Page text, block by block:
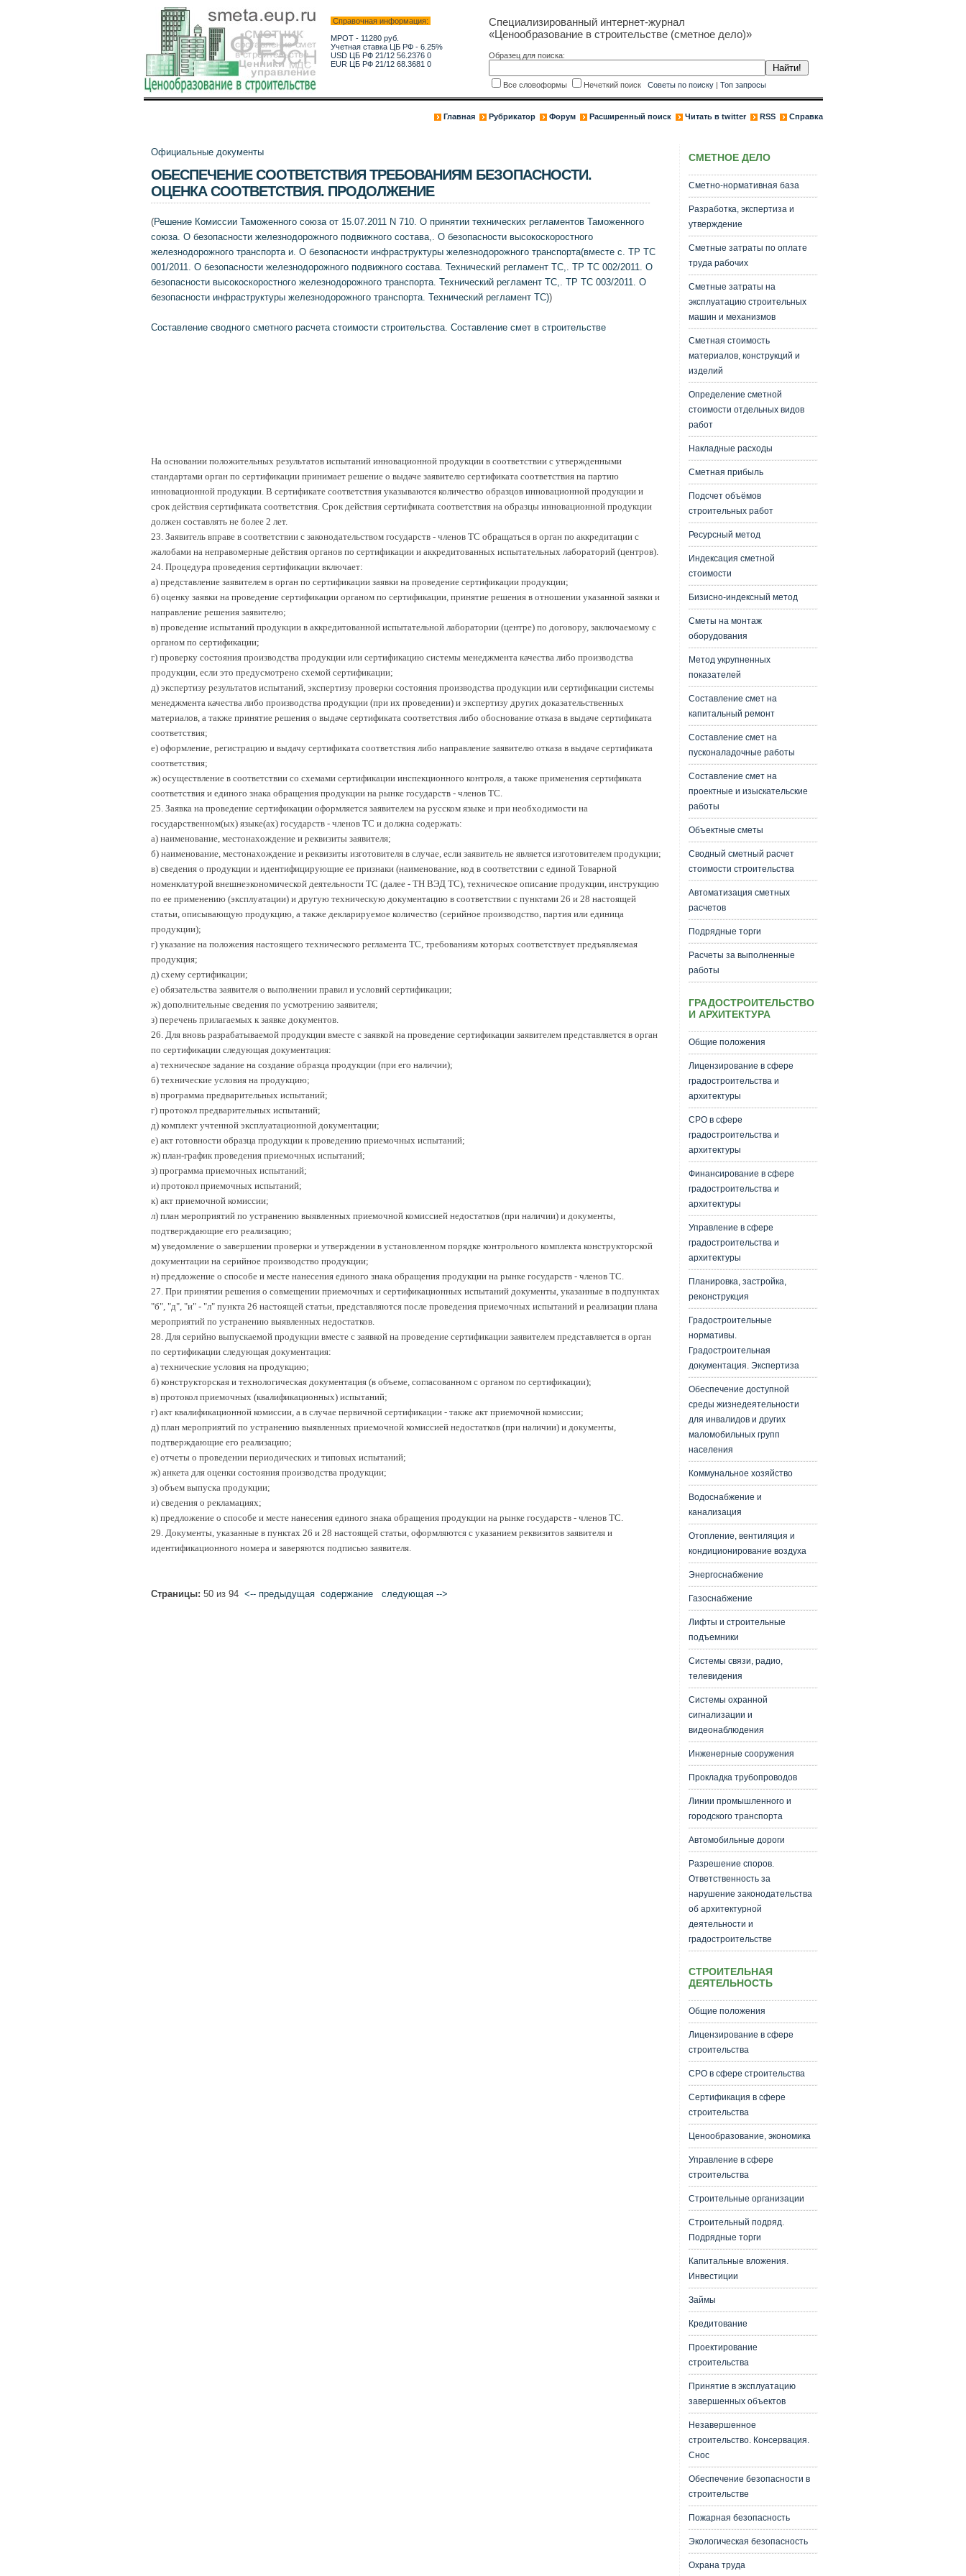
Справочная информация:
МРОТ - 11280 руб.
Учетная ставка ЦБ РФ - 6.25%
USD ЦБ РФ 21/12 56.2376 0
EUR ЦБ РФ 21/12 68.3681 0
Специализированный интернет-журнал
«Ценообразование в строительстве (сметное дело)»
Образец для поиска:
Все словоформы Нечеткий поиск Советы по поиску| Топ запросы
Главная Рубрикатор Форум Расширенный поиск Читать в twitter RSS Справка
Официальные документы
ОБЕСПЕЧЕНИЕ СООТВЕТСТВИЯ ТРЕБОВАНИЯМ БЕЗОПАСНОСТИ.
ОЦЕНКА СООТВЕТСТВИЯ. ПРОДОЛЖЕНИЕ
(Решение Комиссии Таможенного союза от 15.07.2011 N 710. О принятии технических регламентов Таможенного
союза. О безопасности железнодорожного подвижного состава,. О безопасности высокоскоростного
железнодорожного транспорта и. О безопасности инфраструктуры железнодорожного транспорта(вместе с. ТР ТС
001/2011. О безопасности железнодорожного подвижного состава. Технический регламент ТС,. ТР ТС 002/2011. О
безопасности высокоскоростного железнодорожного транспорта. Технический регламент ТС,. ТР ТС 003/2011. О
безопасности инфраструктуры железнодорожного транспорта. Технический регламент ТС))
Составление сводного сметного расчета стоимости строительства. Составление смет в строительстве
На основании положительных результатов испытаний инновационной продукции в соответствии с утвержденными
стандартами орган по сертификации принимает решение о выдаче заявителю сертификата соответствия на партию
инновационной продукции. В сертификате соответствия указываются количество образцов инновационной продукции и
срок действия сертификата соответствия. Срок действия сертификата соответствия на образцы инновационной продукции
должен составлять не более 2 лет.
23. Заявитель вправе в соответствии с законодательством государств - членов ТС обращаться в орган по аккредитации с
жалобами на неправомерные действия органов по сертификации и аккредитованных испытательных лабораторий (центров).
24. Процедура проведения сертификации включает:
а) представление заявителем в орган по сертификации заявки на проведение сертификации продукции;
б) оценку заявки на проведение сертификации органом по сертификации, принятие решения в отношении указанной заявки и
направление решения заявителю;
в) проведение испытаний продукции в аккредитованной испытательной лаборатории (центре) по договору, заключаемому с
органом по сертификации;
г) проверку состояния производства продукции или сертификацию системы менеджмента качества либо производства
продукции, если это предусмотрено схемой сертификации;
д) экспертизу результатов испытаний, экспертизу проверки состояния производства продукции или сертификации системы
менеджмента качества либо производства продукции (при их проведении) и экспертизу других доказательственных
материалов, а также принятие решения о выдаче сертификата соответствия либо обоснование отказа в выдаче сертификата
соответствия;
е) оформление, регистрацию и выдачу сертификата соответствия либо направление заявителю отказа в выдаче сертификата
соответствия;
ж) осуществление в соответствии со схемами сертификации инспекционного контроля, а также применения сертификата
соответствия и единого знака обращения продукции на рынке государств - членов ТС.
25. Заявка на проведение сертификации оформляется заявителем на русском языке и при необходимости на
государственном(ых) языке(ах) государств - членов ТС и должна содержать:
а) наименование, местонахождение и реквизиты заявителя;
б) наименование, местонахождение и реквизиты изготовителя в случае, если заявитель не является изготовителем продукции;
в) сведения о продукции и идентифицирующие ее признаки (наименование, код в соответствии с единой Товарной
номенклатурой внешнеэкономической деятельности ТС (далее - ТН ВЭД ТС), техническое описание продукции, инструкцию
по ее применению (эксплуатации) и другую техническую документацию в соответствии с пунктами 26 и 28 настоящей
статьи, описывающую продукцию, а также декларируемое количество (серийное производство, партия или единица
продукции);
г) указание на положения настоящего технического регламента ТС, требованиям которых соответствует предъявляемая
продукция;
д) схему сертификации;
е) обязательства заявителя о выполнении правил и условий сертификации;
ж) дополнительные сведения по усмотрению заявителя;
з) перечень прилагаемых к заявке документов.
26. Для вновь разрабатываемой продукции вместе с заявкой на проведение сертификации заявителем представляется в орган
по сертификации следующая документация:
а) техническое задание на создание образца продукции (при его наличии);
б) технические условия на продукцию;
в) программа предварительных испытаний;
г) протокол предварительных испытаний;
д) комплект учтенной эксплуатационной документации;
е) акт готовности образца продукции к проведению приемочных испытаний;
ж) план-график проведения приемочных испытаний;
з) программа приемочных испытаний;
и) протокол приемочных испытаний;
к) акт приемочной комиссии;
л) план мероприятий по устранению выявленных приемочной комиссией недостатков (при наличии) и документы,
подтверждающие его реализацию;
м) уведомление о завершении проверки и утверждении в установленном порядке контрольного комплекта конструкторской
документации на серийное производство продукции;
н) предложение о способе и месте нанесения единого знака обращения продукции на рынке государств - членов ТС.
27. При принятии решения о совмещении приемочных и сертификационных испытаний документы, указанные в подпунктах
"б", "д", "и" - "л" пункта 26 настоящей статьи, представляются после проведения приемочных испытаний и реализации плана
мероприятий по устранению выявленных недостатков.
28. Для серийно выпускаемой продукции вместе с заявкой на проведение сертификации заявителем представляется в орган
по сертификации следующая документация:
а) технические условия на продукцию;
б) конструкторская и технологическая документация (в объеме, согласованном с органом по сертификации);
в) протокол приемочных (квалификационных) испытаний;
г) акт квалификационной комиссии, а в случае первичной сертификации - также акт приемочной комиссии;
д) план мероприятий по устранению выявленных приемочной комиссией недостатков (при наличии) и документы,
подтверждающие его реализацию;
е) отчеты о проведении периодических и типовых испытаний;
ж) анкета для оценки состояния производства продукции;
з) объем выпуска продукции;
и) сведения о рекламациях;
к) предложение о способе и месте нанесения единого знака обращения продукции на рынке государств - членов ТС.
29. Документы, указанные в пунктах 26 и 28 настоящей статьи, оформляются с указанием реквизитов заявителя и
идентификационного номера и заверяются подписью заявителя.
Страницы: 50 из 94 <-- предыдущая cодержание следующая -->
СМЕТНОЕ ДЕЛО
Сметно-нормативная база
Разработка, экспертиза и
утверждение
Сметные затраты по оплате
труда рабочих
Сметные затраты на
эксплуатацию строительных
машин и механизмов
Сметная стоимость
материалов, конструкций и
изделий
Определение сметной
стоимости отдельных видов
работ
Накладные расходы
Сметная прибыль
Подсчет объёмов
строительных работ
Ресурсный метод
Индексация сметной
стоимости
Бизисно-индексный метод
Сметы на монтаж
оборудования
Метод укрупненных
показателей
Составление смет на
капитальный ремонт
Составление смет на
пусконаладочные работы
Составление смет на
проектные и изыскательские
работы
Объектные сметы
Сводный сметный расчет
стоимости строительства
Автоматизация сметных
расчетов
Подрядные торги
Расчеты за выполненные
работы
ГРАДОСТРОИТЕЛЬСТВО
И АРХИТЕКТУРА
Общие положения
Лицензирование в сфере
градостроительства и
архитектуры
СРО в сфере
градостроительства и
архитектуры
Финансирование в сфере
градостроительства и
архитектуры
Управление в сфере
градостроительства и
архитектуры
Планировка, застройка,
реконструкция
Градостроительные
нормативы.
Градостроительная
документация. Экспертиза
Обеспечение доступной
среды жизнедеятельности
для инвалидов и других
маломобильных групп
населения
Коммунальное хозяйство
Водоснабжение и
канализация
Отопление, вентиляция и
кондиционирование воздуха
Энергоснабжение
Газоснабжение
Лифты и строительные
подъемники
Системы связи, радио,
телевидения
Системы охранной
сигнализации и
видеонаблюдения
Инженерные сооружения
Прокладка трубопроводов
Линии промышленного и
городского транспорта
Автомобильные дороги
Разрешение споров.
Ответственность за
нарушение законодательства
об архитектурной
деятельности и
градостроительстве
СТРОИТЕЛЬНАЯ
ДЕЯТЕЛЬНОСТЬ
Общие положения
Лицензирование в сфере
строительства
СРО в сфере строительства
Сертификация в сфере
строительства
Ценообразование, экономика
Управление в сфере
строительства
Строительные организации
Строительный подряд.
Подрядные торги
Капитальные вложения.
Инвестиции
Займы
Кредитование
Проектирование
строительства
Принятие в эксплуатацию
завершенных объектов
Незавершенное
строительство. Консервация.
Снос
Обеспечение безопасности в
строительстве
Пожарная безопасность
Экологическая безопасность
Охрана труда